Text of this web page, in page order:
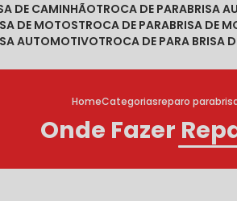
DE CAMINHÃO TROCA DE PARABRISA
DE MOTOS TROCA DE PARABRISA DE
AUTOMOTIVO TROCA DE PARA BRISA
HomeCategoriasreparo
Onde Fazer